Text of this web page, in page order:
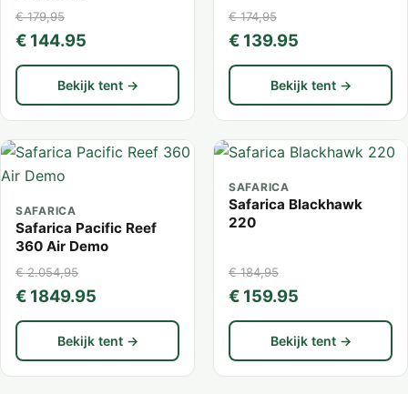
€ 179,95
€ 144.95
Bekijk tent →
€ 174,95
€ 139.95
Bekijk tent →
SAFARICA
Safarica Pacific Reef
360 Air Demo
€ 2.054,95
€ 1849.95
Bekijk tent →
SAFARICA
Safarica Blackhawk
220
€ 184,95
€ 159.95
Bekijk tent →